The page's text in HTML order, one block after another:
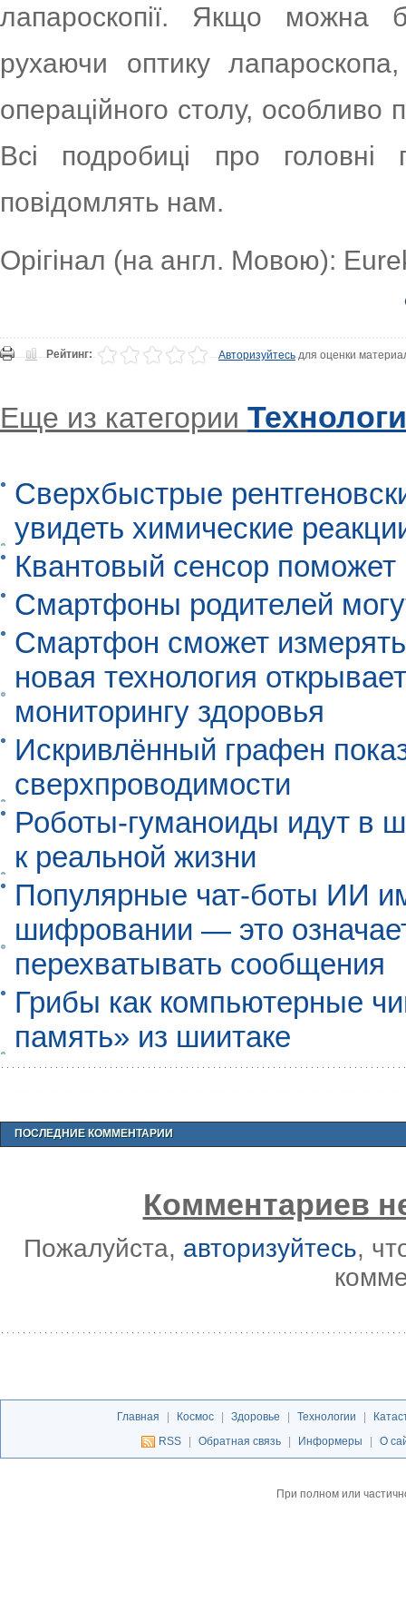
лапароскопії. Якщо можна
рухаючи оптику
операційного столу, особливо
Всі подробиці про
повідомлять нам.
Орігінал (на англ. Мовою):
Рейтинг: Авторизуйтесьдля оценки
Еще из категории
Сверхбыстрые
увидеть химические
Квантовый сенсор
Смартфоны родителей
Смартфон сможет
новая технология
мониторингу здоровья
Искривлённый графен
сверхпроводимости
Роботы-гуманоиды идут в
к реальной жизни
Популярные чат-боты ИИ
шифровании — это
перехватывать сообщения
Грибы как компьютерные
память» из шиитаке
ПОСЛЕДНИЕ КОММЕНТАРИИ
Комментариев
Пожалуйста, авторизуйтесь,
Главная | Космос | Здоровье | Технологии |
RSS
| Обратная связь | Информеры | О
При полном или